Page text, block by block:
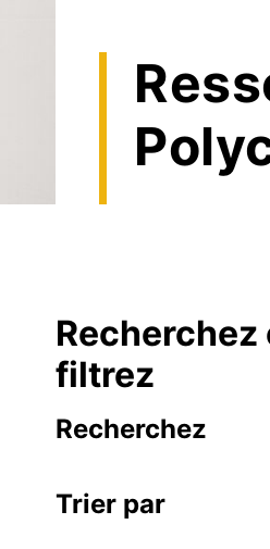
Recherchez
filtrez
Recherchez
Trier par